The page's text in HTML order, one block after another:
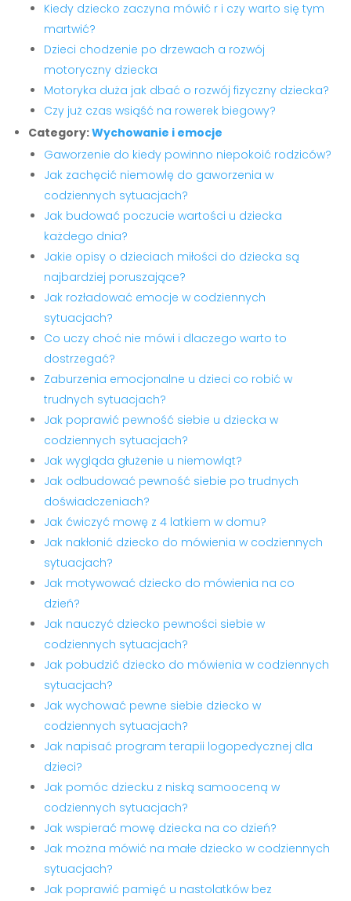
Kiedy dziecko zaczyna mówić r i czy warto się tym
martwić?
Dzieci chodzenie po drzewach a rozwój
motoryczny dziecka
Motoryka duża jak dbać o rozwój fizyczny dziecka?
Czy już czas wsiąść na rowerek biegowy?
Category:Wychowanie i emocje
Gaworzenie do kiedy powinno niepokoić rodziców?
Jak zachęcić niemowlę do gaworzenia w
codziennych sytuacjach?
Jak budować poczucie wartości u dziecka
każdego dnia?
Jakie opisy o dzieciach miłości do dziecka są
najbardziej poruszające?
Jak rozładować emocje w codziennych
sytuacjach?
Co uczy choć nie mówi i dlaczego warto to
dostrzegać?
Zaburzenia emocjonalne u dzieci co robić w
trudnych sytuacjach?
Jak poprawić pewność siebie u dziecka w
codziennych sytuacjach?
Jak wygląda głużenie u niemowląt?
Jak odbudować pewność siebie po trudnych
doświadczeniach?
Jak ćwiczyć mowę z 4 latkiem w domu?
Jak nakłonić dziecko do mówienia w codziennych
sytuacjach?
Jak motywować dziecko do mówienia na co
dzień?
Jak nauczyć dziecko pewności siebie w
codziennych sytuacjach?
Jak pobudzić dziecko do mówienia w codziennych
sytuacjach?
Jak wychować pewne siebie dziecko w
codziennych sytuacjach?
Jak napisać program terapii logopedycznej dla
dzieci?
Jak pomóc dziecku z niską samooceną w
codziennych sytuacjach?
Jak wspierać mowę dziecka na co dzień?
Jak można mówić na małe dziecko w codziennych
sytuacjach?
Jak poprawić pamięć u nastolatków bez